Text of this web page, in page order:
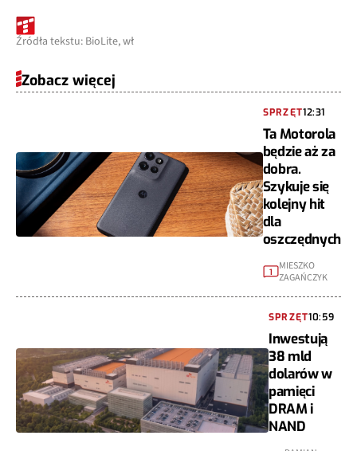
Źródła tekstu: BioLite, wł
Zobacz więcej
SPRZĘT12:31
Ta Motorola
będzie aż za
dobra.
Szykuje się
kolejny hit
dla
oszczędnych
1
MIESZKO
ZAGAŃCZYK
SPRZĘT10:59
Inwestują
38 mld
dolarów w
pamięci
DRAM i
NAND